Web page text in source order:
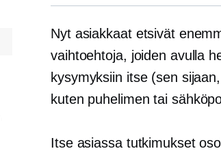
Nyt asiakkaat etsivät
vaihtoehtoja, joiden avulla
kysymyksiin itse (sen
kuten puhelimen tai
Itse asiassa tutkimukset